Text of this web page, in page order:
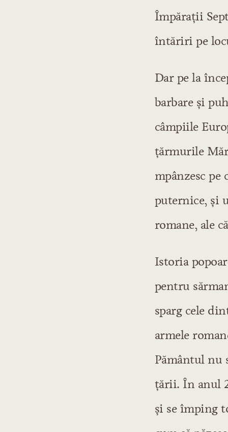
Împărații
întăriri pe
Dar pe la
barbare și
câmpiile
țărmurile
mpânzesc pe
puternice, și
romane, ale
Istoria
pentru
sparg cele
armele
Pământul nu
țării. În anul
și se împing